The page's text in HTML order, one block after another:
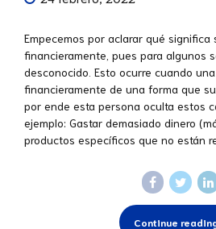
Empecemos por aclarar qué significa
financieramente, pues para algunos
desconocido. Esto ocurre cuando
financieramente de una forma que
por ende esta persona oculta estos
ejemplo: Gastar demasiado dinero
productos específicos que no están
Continue